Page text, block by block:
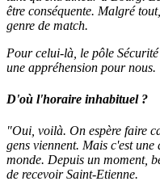
être conséquente. Malgré
genre de match.
Pour celui-là, le pôle
une appréhension pour nous.
D'où l'horaire inhabituel ?
"Oui, voilà. On espère faire
gens viennent. Mais c'est
monde. Depuis un moment,
de recevoir Saint-Etienne.